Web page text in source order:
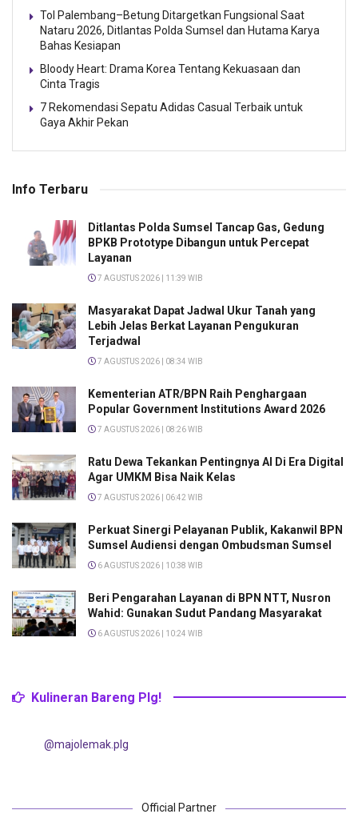
Tol Palembang–Betung Ditargetkan Fungsional Saat
Nataru 2026, Ditlantas Polda Sumsel dan Hutama Karya
Bahas Kesiapan
Bloody Heart: Drama Korea Tentang Kekuasaan dan
Cinta Tragis
7 Rekomendasi Sepatu Adidas Casual Terbaik untuk
Gaya Akhir Pekan
Info Terbaru
Ditlantas Polda Sumsel Tancap Gas, Gedung
BPKB Prototype Dibangun untuk Percepat
Layanan
7 AGUSTUS 2026 | 11:39 WIB
Masyarakat Dapat Jadwal Ukur Tanah yang
Lebih Jelas Berkat Layanan Pengukuran
Terjadwal
7 AGUSTUS 2026 | 08:34 WIB
Kementerian ATR/BPN Raih Penghargaan
Popular Government Institutions Award 2026
7 AGUSTUS 2026 | 08:26 WIB
Ratu Dewa Tekankan Pentingnya AI Di Era Digital
Agar UMKM Bisa Naik Kelas
7 AGUSTUS 2026 | 06:42 WIB
Perkuat Sinergi Pelayanan Publik, Kakanwil BPN
Sumsel Audiensi dengan Ombudsman Sumsel
6 AGUSTUS 2026 | 10:38 WIB
Beri Pengarahan Layanan di BPN NTT, Nusron
Wahid: Gunakan Sudut Pandang Masyarakat
6 AGUSTUS 2026 | 10:24 WIB
Kulineran Bareng Plg!
@majolemak.plg
Official Partner